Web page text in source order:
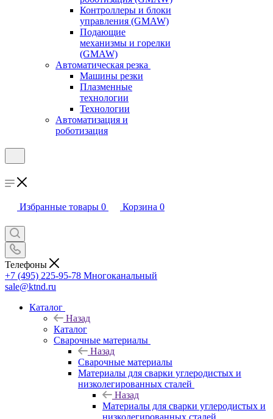
Контроллеры и блоки
управления (GMAW)
Подающие
механизмы и горелки
(GMAW)
Автоматическая резка
Машины резки
Плазменные
технологии
Технологии
Автоматизация и
роботизация
Избранные товары 0 Корзина 0
Телефоны
+7 (495) 225-95-78 Многоканальный
sale@ktnd.ru
Каталог
Назад
Каталог
Сварочные материалы
Назад
Сварочные материалы
Материалы для сварки углеродистых и
низколегированных сталей
Назад
Материалы для сварки углеродистых и
низколегированных сталей